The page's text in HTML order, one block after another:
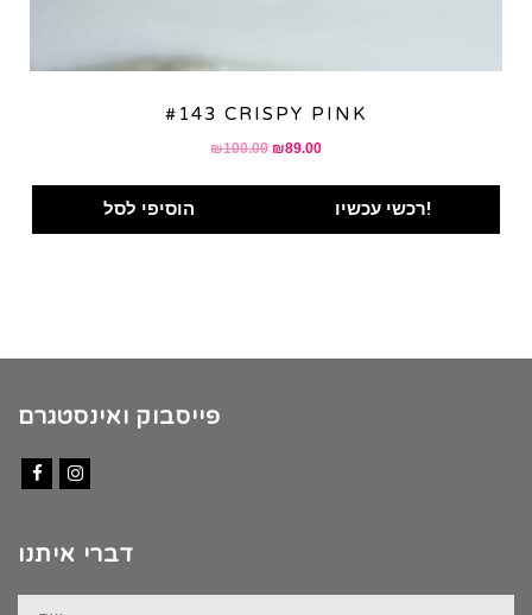
#143 CRISPY PINK
₪100.00 Original
₪89.00Current
הוסיפי לסל רכשי עכשיו!
פייסבוק ואינסטגרם
דברי איתנו
שם: